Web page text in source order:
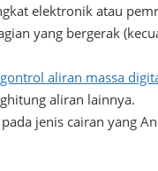
elektronik atau
yang bergerak
aliran massa
aliran lainnya.
jenis cairan yang